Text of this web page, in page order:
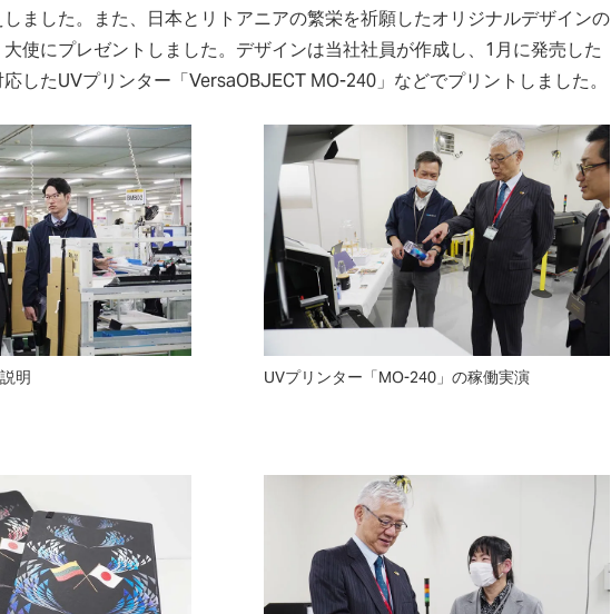
ました。また、日本とリトアニアの繁栄を祈願したオリジナルデザインの
使にプレゼントしました。デザインは当社社員が作成し、1月に発売した
したUVプリンター「VersaOBJECT MO-240」などでプリントしました。
明 UVプリンター「MO-240」の稼働実演